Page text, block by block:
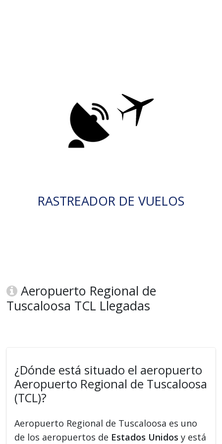
RASTREADOR DE VUELOS
Aeropuerto Regional de
Tuscaloosa TCL Llegadas
¿Dónde está situado el aeropuerto
Aeropuerto Regional de Tuscaloosa
(TCL)?
Aeropuerto Regional de Tuscaloosa es uno
de los aeropuertos de Estados Unidos y está